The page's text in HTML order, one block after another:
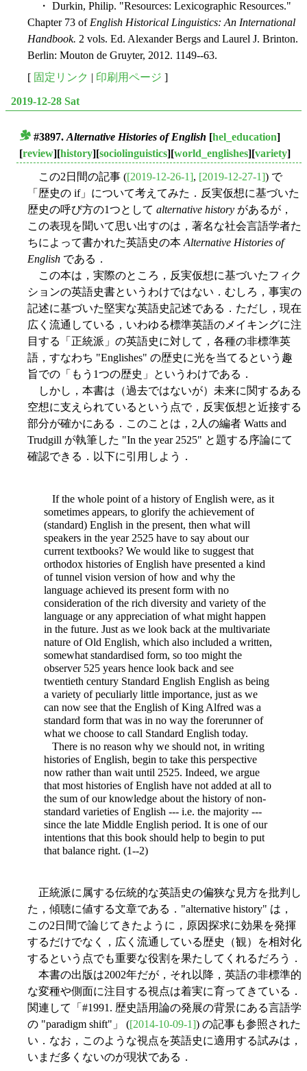
・ Durkin, Philip. "Resources: Lexicographic Resources."
Chapter 73 ofEnglish Historical Linguistics: An International
Handbook. 2 vols. Ed. Alexander Bergs and Laurel J. Brinton.
Berlin: Mouton de Gruyter, 2012. 1149--63.
[ 固定リンク | 印刷用ページ ]
2019-12-28 Sat
#3897. Alternative Histories of English [hel_education]
[review][history][sociolinguistics][world_englishes][variety]
この2日間の記事 ([2019-12-26-1], [2019-12-27-1]) で
「歴史の if」について考えてみた．反実仮想に基づいた
歴史の呼び方の1つとして alternative history があるが，
この表現を聞いて思い出すのは，著名な社会言語学者た
ちによって書かれた英語史の本 Alternative Histories of
English である．
この本は，実際のところ，反実仮想に基づいたフィク
ションの英語史書というわけではない．むしろ，事実の
記述に基づいた堅実な英語史記述である．ただし，現在
広く流通している，いわゆる標準英語のメイキングに注
目する「正統派」の英語史に対して，各種の非標準英
語，すなわち "Englishes" の歴史に光を当てるという趣
旨での「もう1つの歴史」というわけである．
しかし，本書は（過去ではないが）未来に関するある
空想に支えられているという点で，反実仮想と近接する
部分が確かにある．このことは，2人の編者 Watts and
Trudgill が執筆した "In the year 2525" と題する序論にて
確認できる．以下に引用しよう．
If the whole point of a history of English were, as it
sometimes appears, to glorify the achievement of
(standard) English in the present, then what will
speakers in the year 2525 have to say about our
current textbooks? We would like to suggest that
orthodox histories of English have presented a kind
of tunnel vision version of how and why the
language achieved its present form with no
consideration of the rich diversity and variety of the
language or any appreciation of what might happen
in the future. Just as we look back at the multivariate
nature of Old English, which also included a written,
somewhat standardised form, so too might the
observer 525 years hence look back and see
twentieth century Standard English English as being
a variety of peculiarly little importance, just as we
can now see that the English of King Alfred was a
standard form that was in no way the forerunner of
what we choose to call Standard English today.
There is no reason why we should not, in writing
histories of English, begin to take this perspective
now rather than wait until 2525. Indeed, we argue
that most histories of English have not added at all to
the sum of our knowledge about the history of non-
standard varieties of English --- i.e. the majority ---
since the late Middle English period. It is one of our
intentions that this book should help to begin to put
that balance right. (1--2)
正統派に属する伝統的な英語史の偏狭な見方を批判し
た，傾聴に値する文章である．"alternative history" は，
この2日間で論じてきたように，原因探求に効果を発揮
するだけでなく，広く流通している歴史（観）を相対化
するという点でも重要な役割を果たしてくれるだろう．
本書の出版は2002年だが，それ以降，英語の非標準的
な変種や側面に注目する視点は着実に育ってきている．
関連して「#1991. 歴史語用論の発展の背景にある言語学
の "paradigm shift"」 ([2014-10-09-1]) の記事も参照された
い．なお，このような視点を英語史に適用する試みは，
いまだ多くないのが現状である．